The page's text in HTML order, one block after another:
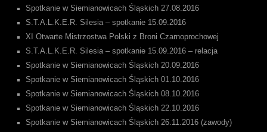
Spotkanie w Siemianowicach Śląskich 27.08.2016
S.T.A.L.K.E.R. Silesia – spotkanie 15.09.2016
XI Otwarte Mistrzostwa Polski z Broni Czarnoprochowej
S.T.A.L.K.E.R. Silesia – spotkanie 15.09.2016 – relacja
Spotkanie w Siemianowicach Śląskich 20.09.2016
Spotkanie w Siemianowicach Śląskich 01.10.2016
Spotkanie w Siemianowicach Śląskich 08.10.2016
Spotkanie w Siemianowicach Śląskich 22.10.2016
Spotkanie w Siemianowicach Śląskich 26.11.2016 (zawody)